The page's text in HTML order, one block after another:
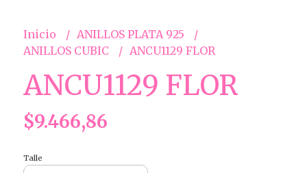
Inicio
ANILLOS PLATA 925
ANILLOS CUBIC
ANCU1129 FLOR
ANCU1129 FLOR
$9.466,86
Talle